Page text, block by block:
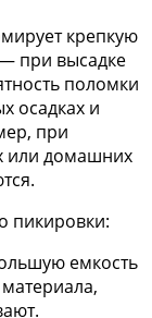
крепкую
при высадке
поломки
осадках и
при
или домашних
пикировки:
емкость